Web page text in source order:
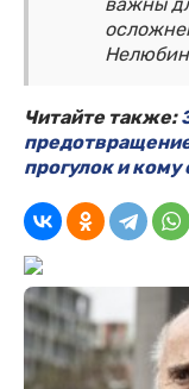
Читайте также:
прогулок и